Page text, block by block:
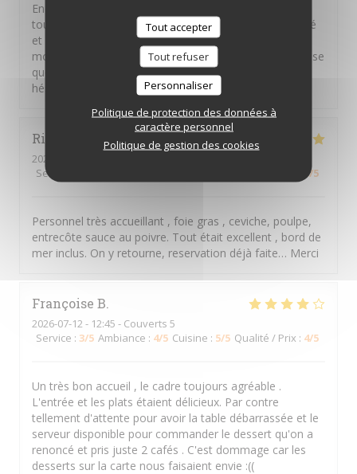
Tout accepter
Tout refuser
Personnaliser
Politique de protection des données à
caractère personnel
Politique de gestion des cookies
Encore une excellente soirée à La Tuna ! Comme
toujours, l’accueil est chaleureux, le service attentionné
et les plats sont délicieux. On y passe un très bon
moment dans une ambiance agréable. C’est une adresse
que j’apprécie beaucoup et que je recommande sans
hésiter. À très bientôt !
Richard
2026-07-15
Service
5/5
Personnel très accueillant , foie gras , ceviche, poulpe,
entrecôte sauce au poivre. Tout était excellent , bord de
mer inclus. On y retourne, reservation déjà faite… Merci
Françoise B
2026-07-12 - 12:45 - Couverts 5
Service : 3/5 Ambiance : 4/5 Cuisine : 5/5 Qualité / Prix : 4/5
Un très bon accueil , le cadre toujours agréable .
L'entrée et les plats étaient délicieux. Par contre
tellement d'attente pour avoir la table débarrassée et le
serveur disponible pour commander le dessert qu'on a
renoncé et pris juste 2 cafés . C'est dommage car les
desserts sur la carte nous faisaient envie :((